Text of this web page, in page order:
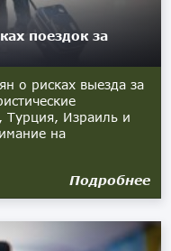
поездок за
о рисках выезда за
Турция, Израиль и
на
Подробнее